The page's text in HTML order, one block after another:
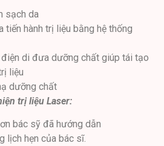
sạch da
tiến hành trị liệu bằng hệ thống
di đưa dưỡng chất giúp tái tạo
liệu
dưỡng chất
trị liệu Laser:
bác sỹ đã hướng dẫn
lịch hẹn của bác sĩ.